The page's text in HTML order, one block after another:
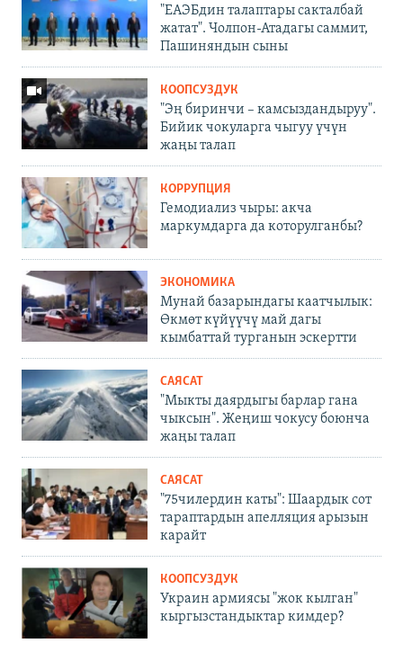
"ЕАЭБдин талаптары сакталбай
жатат". Чолпон-Атадагы саммит,
Пашиняндын сыны
КООПСУЗДУК
"Эң биринчи – камсыздандыруу".
Бийик чокуларга чыгуу үчүн
жаңы талап
КОРРУПЦИЯ
Гемодиализ чыры: акча
маркумдарга да которулганбы?
ЭКОНОМИКА
Мунай базарындагы каатчылык:
Өкмөт күйүүчү май дагы
кымбаттай турганын эскертти
САЯСАТ
"Мыкты даярдыгы барлар гана
чыксын". Жеңиш чокусу боюнча
жаңы талап
САЯСАТ
"75чилердин каты": Шаардык сот
тараптардын апелляция арызын
карайт
КООПСУЗДУК
Украин армиясы "жок кылган"
кыргызстандыктар кимдер?